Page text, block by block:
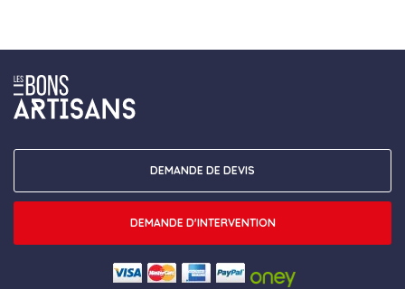
DEMANDE DE DEVIS
DEMANDE D'INTERVENTION